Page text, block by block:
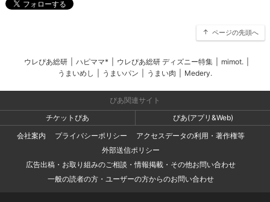
ページの先頭へ
ウレぴあ総研 ハピママ* ウレぴあ総研 ディズニー特集 mimot.
うまいめし
うまいパン うまい肉 Medery.
ぴあ関連サイト
チケットぴあ
ぴあ(アプリ&Web)
会社案内
プライバシーポリシー
アクセスデータの利用・著作権等
外部送信ポリシー
広告出稿・お取り組みのご相談・情報掲載・その他お問い合わせ
一般の読者の方・ユーザーの方からのお問い合わせ